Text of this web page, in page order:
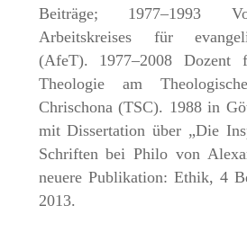
Beiträge; 1977–1993
Arbeitskreises für
(AfeT). 1977–2008 Dozent
Theologie am
Chrischona (TSC). 1988 in
mit Dissertation über „Die
Schriften bei Philo von
neuere Publikation: Ethik, 4
2013.